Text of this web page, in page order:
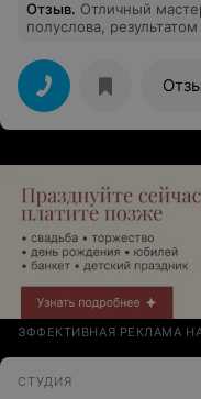
Отзыв. Отличный
полуслова,
ЭФФЕКТИВНАЯ РЕКЛАМА
СТУДИЯ